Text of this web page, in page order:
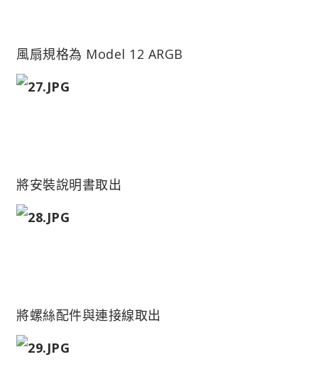
風扇規格為 Model 12 ARGB
將安裝說明書取出
將螺絲配件與連接線取出